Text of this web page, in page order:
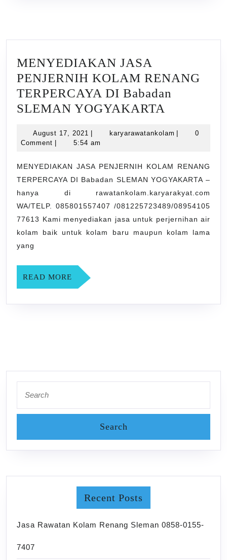
MENYEDIAKAN JASA
PENJERNIH KOLAM RENANG
TERPERCAYA DI Babadan
SLEMAN YOGYAKARTA
RENANG
DI
Babadan
SLEMAN
August 17, 2021 August
17,
| karyarawatankolam |
0
Comment | 5:54 am
MENYEDIAKAN JASA PENJERNIH KOLAM RENANG
TERPERCAYA DI Babadan SLEMAN YOGYAKARTA –
hanya di rawatankolam.karyarakyat.com
WA/TELP. 085801557407 /081225723489/08954105
77613 Kami menyediakan jasa untuk perjernihan air
kolam baik untuk kolam baru maupun kolam lama
yang
READ MORE READ
MORE
for:
Recent Posts
Jasa Rawatan Kolam Renang Sleman 0858-0155-
7407